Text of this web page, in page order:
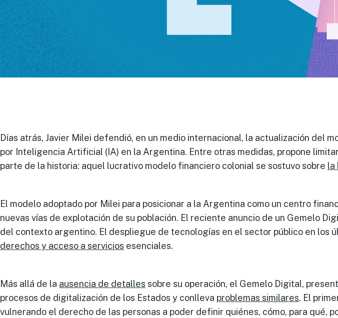
Días atrás, Javier Milei defendió, en un medio internacional, la actualización del
por Inteligencia Artificial (IA) en la Argentina. Entre otras medidas, propone
parte de la historia: aquel lucrativo modelo financiero colonial se sostuvo sobre la
El modelo adoptado por Milei para posicionar a la Argentina como un centro
nuevas vías de explotación de su población. El reciente anuncio de un Gemelo
del contexto argentino. El despliegue de tecnologías en el sector público en los
derechos y acceso a servicios esenciales.
Más allá de la ausencia de detalles sobre su operación, el Gemelo Digital,
procesos de digitalización de los Estados y conlleva problemas similares. El
vulnerando el derecho de las personas a poder definir quiénes, cómo, para qué,